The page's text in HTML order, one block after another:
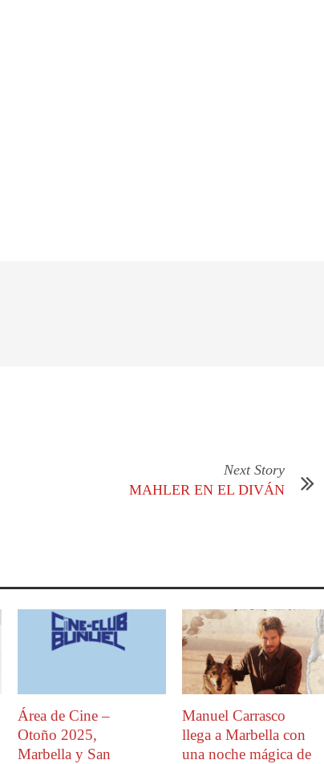
Next Story
MAHLER EN EL DIVÁN
Área de Cine –
Otoño 2025,
Marbella y San
Manuel Carrasco
llega a Marbella con
una noche mágica de